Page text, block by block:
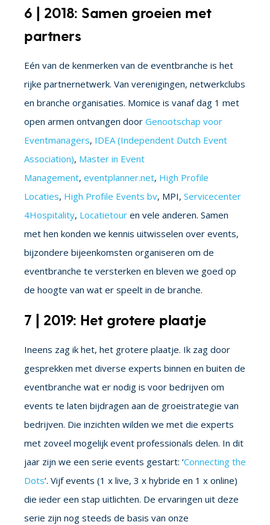
6 | 2018: Samen groeien met
partners
Eén van de kenmerken van de eventbranche is het
rijke partnernetwerk. Van verenigingen, netwerkclubs
en branche organisaties. Momice is vanaf dag 1 met
open armen ontvangen door Genootschap voor
Eventmanagers, IDEA (Independent Dutch Event
Association), Master in Event
Management, eventplanner.net, High Profile
Locaties, High Profile Events bv, MPI, Servicecenter
4Hospitality, Locatietour en vele anderen. Samen
met hen konden we kennis uitwisselen over events,
bijzondere bijeenkomsten organiseren om de
eventbranche te versterken en bleven we goed op
de hoogte van wat er speelt in de branche.
7 | 2019: Het grotere plaatje
Ineens zag ik het, het grotere plaatje. Ik zag door
gesprekken met diverse experts binnen en buiten de
eventbranche wat er nodig is voor bedrijven om
events te laten bijdragen aan de groeistrategie van
bedrijven. Die inzichten wilden we met die experts
met zoveel mogelijk event professionals delen. In dit
jaar zijn we een serie events gestart: ‘Connecting the
Dots’. Vijf events (1 x live, 3 x hybride en 1 x online)
die ieder een stap uitlichten. De ervaringen uit deze
serie zijn nog steeds de basis van onze